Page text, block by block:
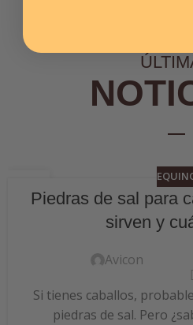
JULPiedras de sal para
sirven y
Avicon
Si tienes caballos,
piedras de sal. Pero